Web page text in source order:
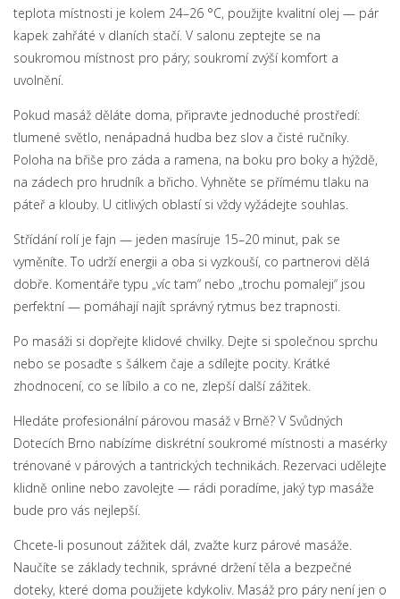
teplota místnosti je kolem 24–26 °C, použijte kvalitní olej — pár
kapek zahřáté v dlaních stačí. V salonu zeptejte se na
soukromou místnost pro páry; soukromí zvýší komfort a
uvolnění.
Pokud masáž děláte doma, připravte jednoduché prostředí:
tlumené světlo, nenápadná hudba bez slov a čisté ručníky.
Poloha na břiše pro záda a ramena, na boku pro boky a hýždě,
na zádech pro hrudník a břicho. Vyhněte se přímému tlaku na
páteř a klouby. U citlivých oblastí si vždy vyžádejte souhlas.
Střídání rolí je fajn — jeden masíruje 15–20 minut, pak se
vyměníte. To udrží energii a oba si vyzkouší, co partnerovi dělá
dobře. Komentáře typu „víc tam“ nebo „trochu pomaleji“ jsou
perfektní — pomáhají najít správný rytmus bez trapnosti.
Po masáži si dopřejte klidové chvilky. Dejte si společnou sprchu
nebo se posaďte s šálkem čaje a sdílejte pocity. Krátké
zhodnocení, co se líbilo a co ne, zlepší další zážitek.
Hledáte profesionální párovou masáž v Brně? V Svůdných
Dotecích Brno nabízíme diskrétní soukromé místnosti a masérky
trénované v párových a tantrických technikách. Rezervaci udělejte
klidně online nebo zavolejte — rádi poradíme, jaký typ masáže
bude pro vás nejlepší.
Chcete-li posunout zážitek dál, zvažte kurz párové masáže.
Naučíte se základy technik, správné držení těla a bezpečné
doteky, které doma použijete kdykoliv. Masáž pro páry není jen o